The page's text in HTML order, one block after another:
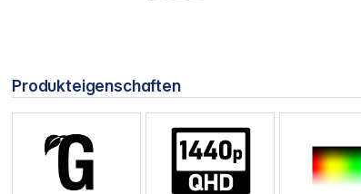
Produkteigenschaften